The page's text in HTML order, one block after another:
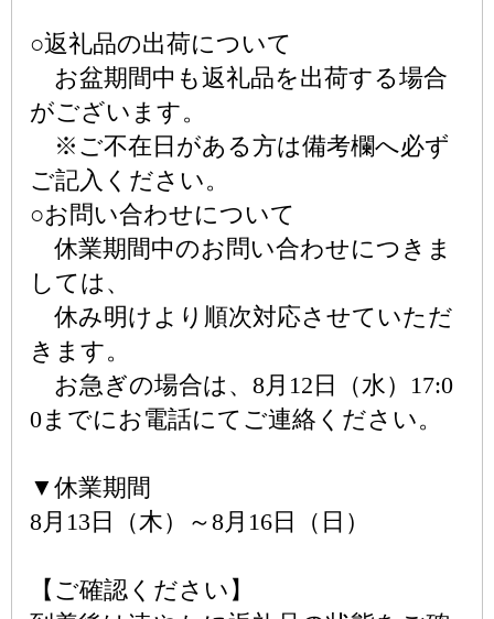
○返礼品の出荷について
お盆期間中も返礼品を出荷する場合
がございます。
※ご不在日がある方は備考欄へ必ず
ご記入ください。
○お問い合わせについて
休業期間中のお問い合わせにつきま
しては、
休み明けより順次対応させていただ
きます。
お急ぎの場合は、8月12日（水）17:0
0までにお電話にてご連絡ください。
▼休業期間
8月13日（木）～8月16日（日）
【ご確認ください】